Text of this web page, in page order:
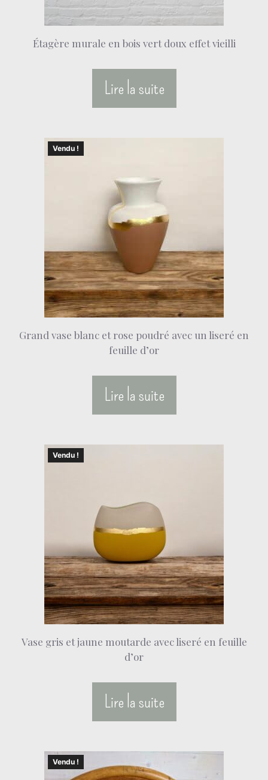
Étagère murale en bois vert doux effet vieilli
Lire la suite
Vendu !
Grand vase blanc et rose poudré avec un liseré en
feuille d’or
Lire la suite
Vendu !
Vase gris et jaune moutarde avec liseré en feuille
d’or
Lire la suite
Vendu !